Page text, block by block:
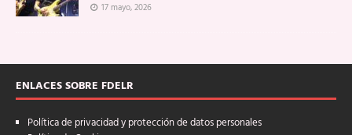
17 mayo, 2026
ENLACES SOBRE FDELR
Política de privacidad y protección de datos personales